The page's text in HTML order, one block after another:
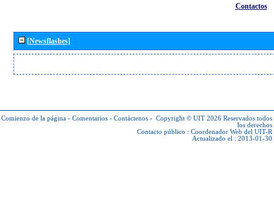
Contactos
[Newsflashes]
Comienzo de la página - Comentarios - Contáctenos - Copyright © UIT 2026 Reservados todos
los derechos
Contacto público : Coordenador Web del UIT-R
Actualizado el : 2013-01-30